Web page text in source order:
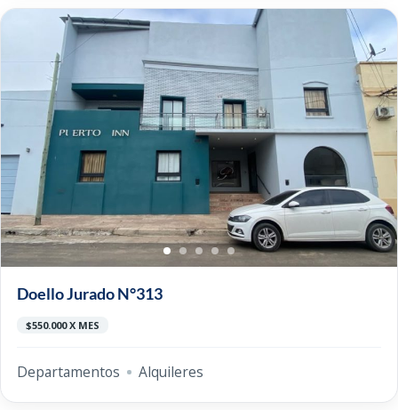
Doello Jurado N°313
$550.000 X MES
Departamentos Alquileres